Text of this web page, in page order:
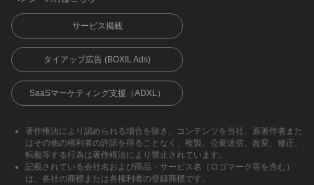
サービス掲載
タイアップ広告 (BOXIL Ads)
SaaSマーケティング支援（ADXL）
著作権法により認められる場合を除き、コンテンツを当社、原著作者また
はその他の権利者の許諾を得ることなく、複製、公衆送信、改変、修正、
転載等する行為は著作権法により禁止されています。
記載されている会社名および商品・サービス名（ロゴマーク等を含む）
は、各社の商標または各権利者の登録商標です。